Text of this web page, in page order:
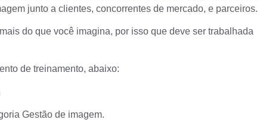
junto a clientes, concorrentes de mercado, e parceiros.
do que você imagina, por isso que deve ser trabalhada
de treinamento, abaixo:
Gestão de imagem.